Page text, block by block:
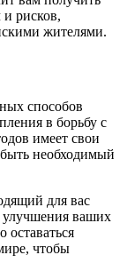
рисков,
жителями.
способов
в борьбу с
имеет свои
необходимый
для вас
улучшения ваших
чтобы